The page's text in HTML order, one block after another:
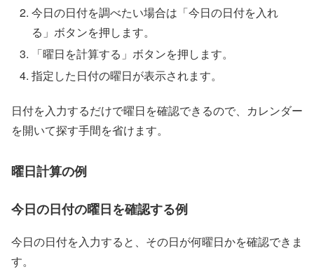
今日の日付を調べたい場合は「今日の日付を入れ
る」ボタンを押します。
「曜日を計算する」ボタンを押します。
指定した日付の曜日が表示されます。
日付を入力するだけで曜日を確認できるので、カレンダー
を開いて探す手間を省けます。
曜日計算の例
今日の日付の曜日を確認する例
今日の日付を入力すると、その日が何曜日かを確認できま
す。